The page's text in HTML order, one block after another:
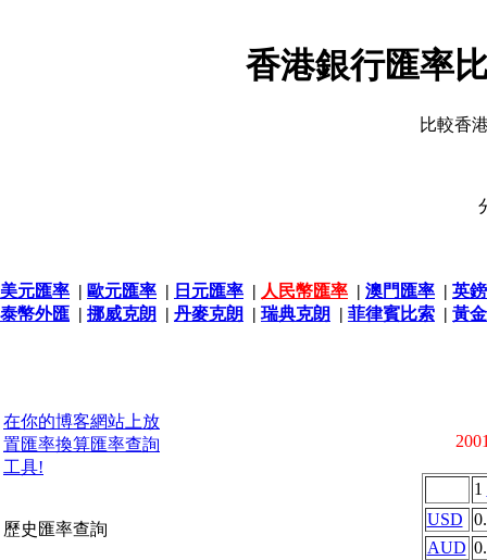
香港銀行匯率
比較香
美元匯率 | 歐元匯率 | 日元匯率 | 人民幣匯率 | 澳門匯率 | 英
泰幣外匯 | 挪威克朗 | 丹麥克朗 | 瑞典克朗 | 菲律賓比索 | 黃
在你的博客網站上放
置匯率換算匯率查詢
工具!
歷史匯率查詢
1
USD
AUD